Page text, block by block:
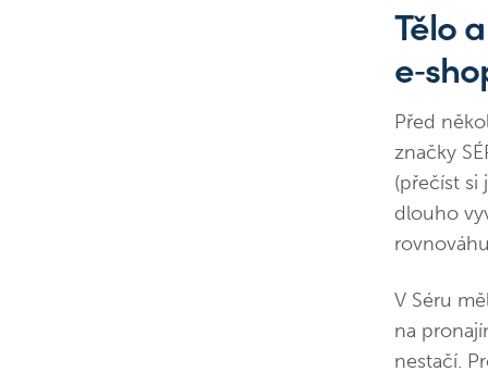
Tělo
Před
značky
(přečíst si
dlouho
V Séru
na
nestačí.